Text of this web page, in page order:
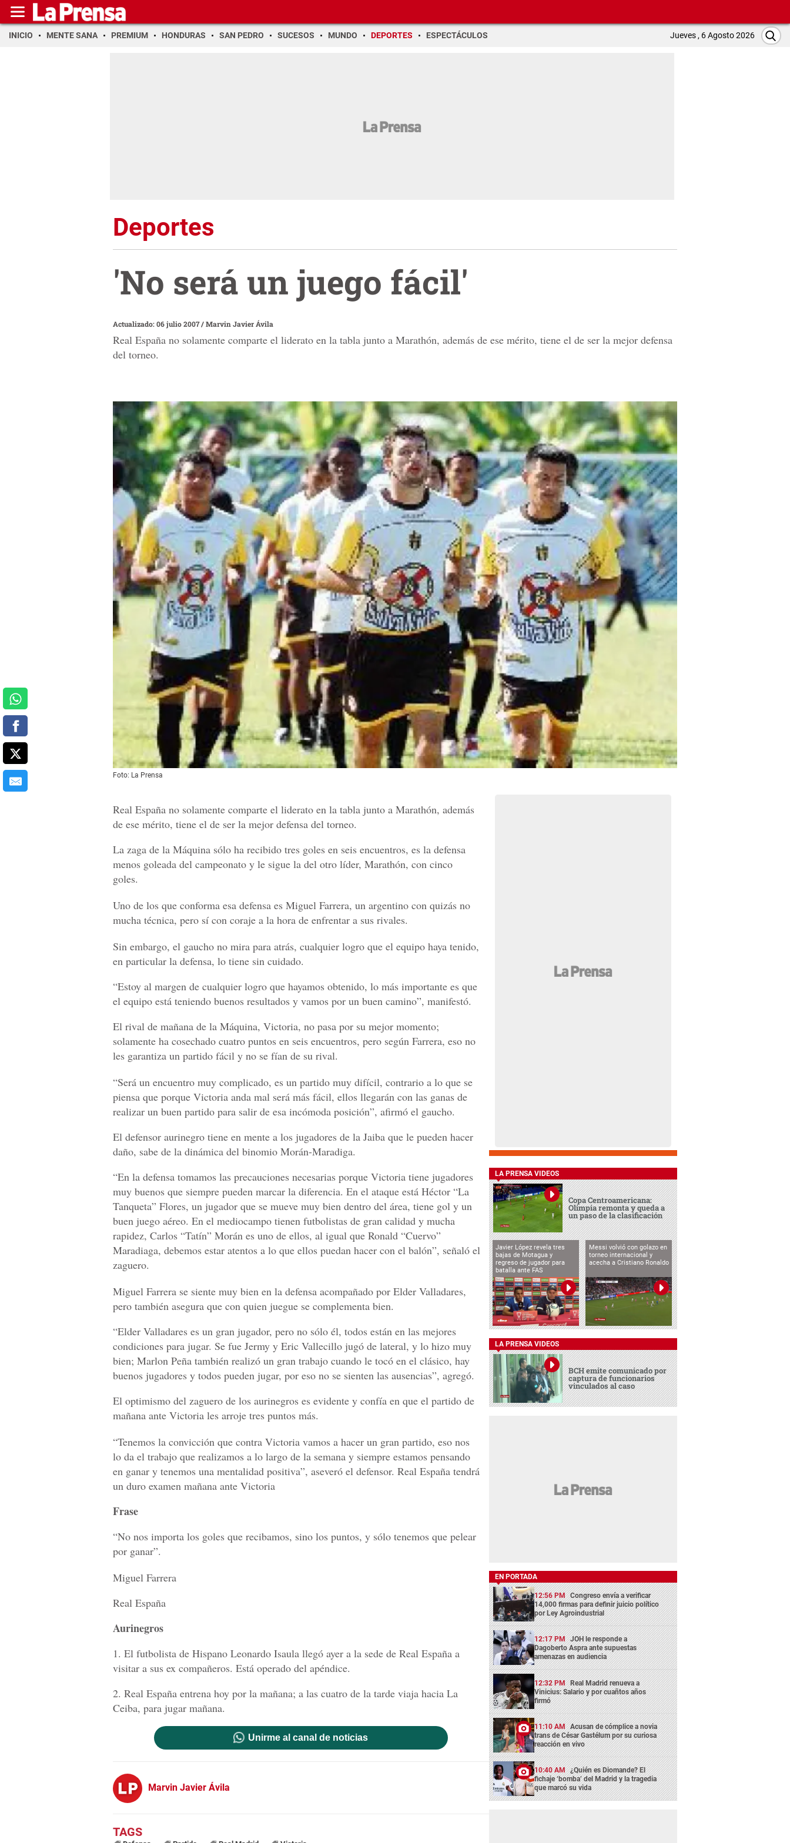
INICIO MENTE SANA PREMIUM HONDURAS SAN PEDRO SUCESOS MUNDO DEPORTES ESPECTÁCULOS Jueves , 6 Agosto 2026
Deportes
'No será un juego fácil'
Actualizado: 06 julio 2007/Marvin Javier Ávila
Real España no solamente comparte el liderato en la tabla junto a Marathón, además de ese mérito, tiene el de ser la mejor defensa
del torneo.
Foto: La Prensa
Real España no solamente comparte el liderato en la tabla junto a Marathón, además
de ese mérito, tiene el de ser la mejor defensa del torneo.
La zaga de la Máquina sólo ha recibido tres goles en seis encuentros, es la defensa
menos goleada del campeonato y le sigue la del otro líder, Marathón, con cinco
goles.
Uno de los que conforma esa defensa es Miguel Farrera, un argentino con quizás no
mucha técnica, pero sí con coraje a la hora de enfrentar a sus rivales.
Sin embargo, el gaucho no mira para atrás, cualquier logro que el equipo haya tenido,
en particular la defensa, lo tiene sin cuidado.
“Estoy al margen de cualquier logro que hayamos obtenido, lo más importante es que
el equipo está teniendo buenos resultados y vamos por un buen camino”, manifestó.
El rival de mañana de la Máquina, Victoria, no pasa por su mejor momento;
solamente ha cosechado cuatro puntos en seis encuentros, pero según Farrera, eso no
les garantiza un partido fácil y no se fían de su rival.
“Será un encuentro muy complicado, es un partido muy difícil, contrario a lo que se
piensa que porque Victoria anda mal será más fácil, ellos llegarán con las ganas de
realizar un buen partido para salir de esa incómoda posición”, afirmó el gaucho.
El defensor aurinegro tiene en mente a los jugadores de la Jaiba que le pueden hacer
daño, sabe de la dinámica del binomio Morán-Maradiga.
“En la defensa tomamos las precauciones necesarias porque Victoria tiene jugadores
muy buenos que siempre pueden marcar la diferencia. En el ataque está Héctor “La
Tanqueta” Flores, un jugador que se mueve muy bien dentro del área, tiene gol y un
buen juego aéreo. En el mediocampo tienen futbolistas de gran calidad y mucha
rapidez, Carlos “Tatín” Morán es uno de ellos, al igual que Ronald “Cuervo”
Maradiaga, debemos estar atentos a lo que ellos puedan hacer con el balón”, señaló el
zaguero.
Miguel Farrera se siente muy bien en la defensa acompañado por Elder Valladares,
pero también asegura que con quien juegue se complementa bien.
“Elder Valladares es un gran jugador, pero no sólo él, todos están en las mejores
condiciones para jugar. Se fue Jermy y Eric Vallecillo jugó de lateral, y lo hizo muy
bien; Marlon Peña también realizó un gran trabajo cuando le tocó en el clásico, hay
buenos jugadores y todos pueden jugar, por eso no se sienten las ausencias”, agregó.
El optimismo del zaguero de los aurinegros es evidente y confía en que el partido de
mañana ante Victoria les arroje tres puntos más.
“Tenemos la convicción que contra Victoria vamos a hacer un gran partido, eso nos
lo da el trabajo que realizamos a lo largo de la semana y siempre estamos pensando
en ganar y tenemos una mentalidad positiva”, aseveró el defensor. Real España tendrá
un duro examen mañana ante Victoria
Frase
“No nos importa los goles que recibamos, sino los puntos, y sólo tenemos que pelear
por ganar”.
Miguel Farrera
Real España
Aurinegros
1. El futbolista de Hispano Leonardo Isaula llegó ayer a la sede de Real España a
visitar a sus ex compañeros. Está operado del apéndice.
2. Real España entrena hoy por la mañana; a las cuatro de la tarde viaja hacia La
Ceiba, para jugar mañana.
Unirme al canal de noticias
Marvin Javier Ávila
LA PRENSA VIDEOS
Copa Centroamericana:
Olimpia remonta y queda a
un paso de la clasificación
Javier López revela tres
bajas de Motagua y
regreso de jugador para
batalla ante FAS
Messi volvió con golazo en
torneo internacional y
acecha a Cristiano Ronaldo
LA PRENSA VIDEOS
BCH emite comunicado por
captura de funcionarios
vinculados al caso
EN PORTADA
12:56 PM Congreso envía a verificar
14,000 firmas para definir juicio político
por Ley Agroindustrial
12:17 PM JOH le responde a
Dagoberto Aspra ante supuestas
amenazas en audiencia
12:32 PM Real Madrid renueva a
Vinicius: Salario y por cuañtos años
firmó
11:10 AM Acusan de cómplice a novia
trans de César Gastélum por su curiosa
reacción en vivo
10:40 AM ¿Quién es Diomande? El
fichaje ‘bomba’ del Madrid y la tragedia
que marcó su vida